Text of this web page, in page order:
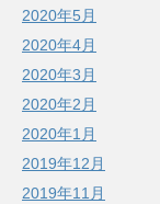
2020年5月
2020年4月
2020年3月
2020年2月
2020年1月
2019年12月
2019年11月